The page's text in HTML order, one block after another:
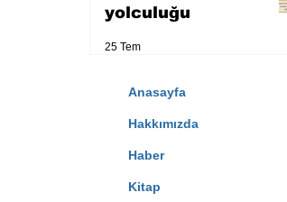
yolculuğu
25 Tem
Anasayfa
Hakkımızda
Haber
Kitap